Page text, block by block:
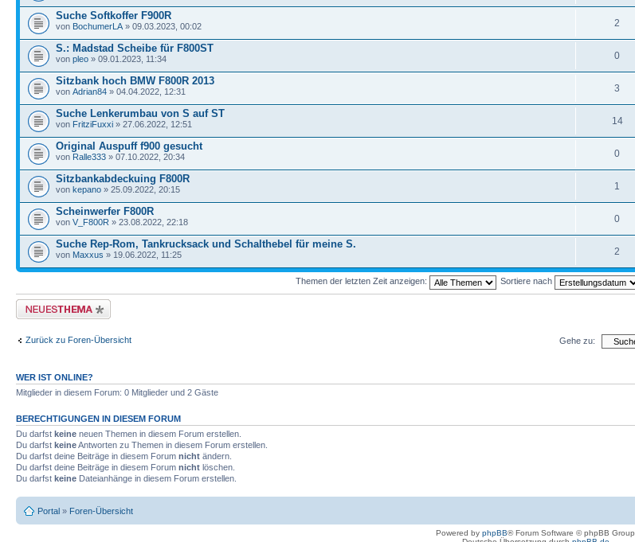
Suche Softkoffer F900R
von BochumerLA » 09.03.2023, 00:02 2
S.: Madstad Scheibe für F800ST
von pleo » 09.01.2023, 11:34 0
Sitzbank hoch BMW F800R 2013
von Adrian84 » 04.04.2022, 12:31 3
Suche Lenkerumbau von S auf ST
von FritziFuxxi » 27.06.2022, 12:51 14
Original Auspuff f900 gesucht
von Ralle333 » 07.10.2022, 20:34 0
Sitzbankabdeckuing F800R
von kepano » 25.09.2022, 20:15 1
Scheinwerfer F800R
von V_F800R » 23.08.2022, 22:18 0
Suche Rep-Rom, Tankrucksack und Schalthebel für meine S.
von Maxxus » 19.06.2022, 11:25 2
Themen der letzten Zeit anzeigen: Sortiere nach
Neues Thema erstellen
Zurück zu Foren-Übersicht Gehe zu:
WER IST ONLINE?
Mitglieder in diesem Forum: 0 Mitglieder und 2 Gäste
BERECHTIGUNGEN IN DIESEM FORUM
Du darfst keine neuen Themen in diesem Forum erstellen.
Du darfst keineAntworten zu Themen in diesem Forum erstellen.
Du darfst deine Beiträge in diesem Forum nicht ändern.
Du darfst deine Beiträge in diesem Forum nicht löschen.
Du darfst keine Dateianhänge in diesem Forum erstellen.
Portal » Foren-Übersicht
Powered by phpBB® Forum Software © phpBB Group